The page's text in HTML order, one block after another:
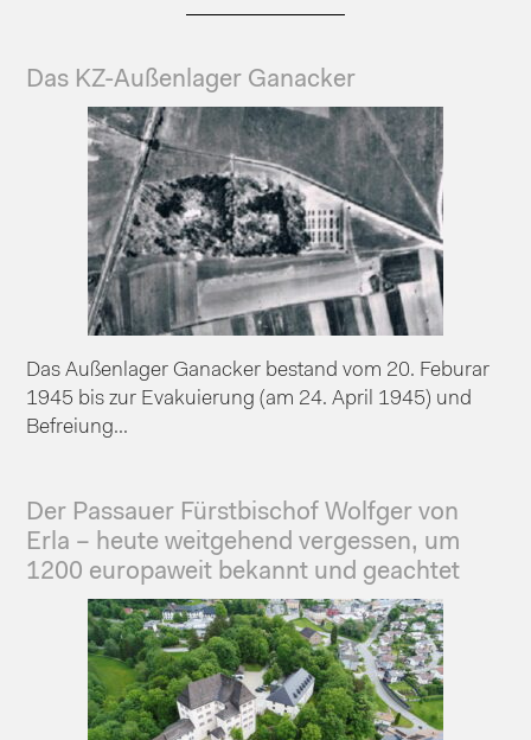
Das KZ-Außenlager Ganacker
Das Außenlager Ganacker bestand vom 20. Feburar
1945 bis zur Evakuierung (am 24. April 1945) und
Befreiung...
Der Passauer Fürstbischof Wolfger von
Erla – heute weitgehend vergessen, um
1200 europaweit bekannt und geachtet